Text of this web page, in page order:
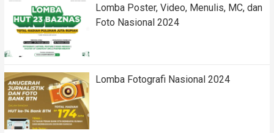
Lomba Poster, Video, Menulis, MC, dan
Foto Nasional 2024
Lomba Fotografi Nasional 2024